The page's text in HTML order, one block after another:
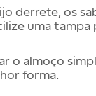
derrete, os
uma tampa
o almoço
forma.